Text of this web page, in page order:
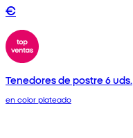
€
Tenedores de postre 6 uds.
en color plateado